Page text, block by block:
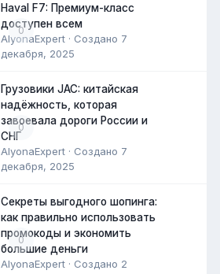
0
Haval F7: Премиум-класс
доступен всем
AlyonaExpert · Создано 7
декабря, 2025
0
Грузовики JAC: китайская
надёжность, которая
завоевала дороги России и
СНГ
AlyonaExpert · Создано 7
декабря, 2025
0
Секреты выгодного шопинга:
как правильно использовать
промокоды и экономить
большие деньги
AlyonaExpert · Создано 2